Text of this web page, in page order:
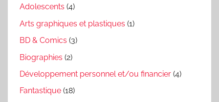
Adolescents (4)
Arts graphiques et plastiques (1)
BD & Comics (3)
Biographies (2)
Développement personnel et/ou financier (4)
Fantastique (18)